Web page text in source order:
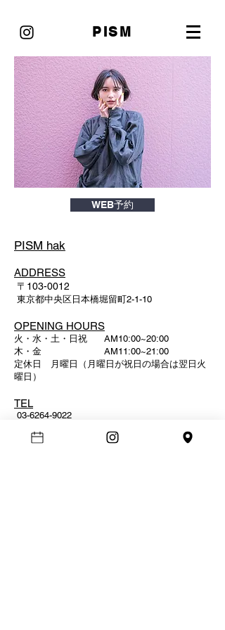
PISM
WEB予約
PISM hak
ADDRESS
〒103-0012
東京都中央区日本橋堀留町2-1-10
​OPENING HOURS
火・水・土・日祝 AM10:00~20:00
木・金 AM11:00~21:00
定休日 月曜日（月曜日が祝日の場合は翌日火
曜日）
TEL
03-6264-9022